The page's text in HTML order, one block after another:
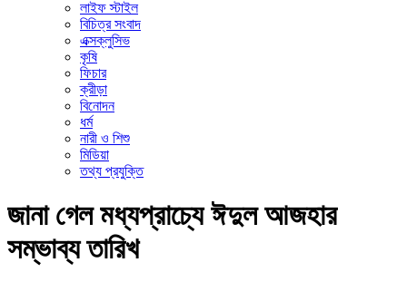
লাইফ স্টাইল
বিচিত্র সংবাদ
এক্সক্লুসিভ
কৃষি
ফিচার
ক্রীড়া
বিনোদন
ধর্ম
নারী ও শিশু
মিডিয়া
তথ্য প্রযুক্তি
জানা গেল মধ্যপ্রাচ্যে ঈদুল আজহার
সম্ভাব্য তারিখ